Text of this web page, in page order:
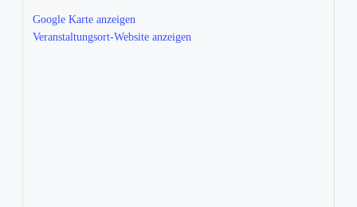
Google Karte anzeigen
Veranstaltungsort-Website anzeigen